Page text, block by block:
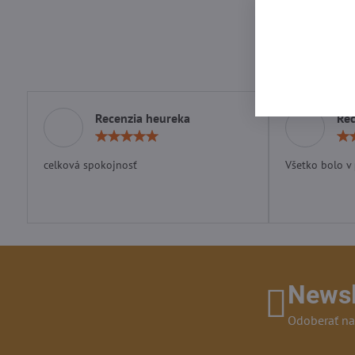
Recenzia heureka
celková spokojnosť Všetko bolo
Odoberať